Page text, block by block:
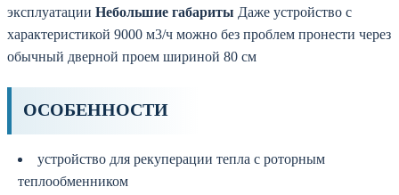
эксплуатации Небольшие габариты Даже устройство с
характеристикой 9000 м3/ч можно без проблем пронести через
обычный дверной проем шириной 80 см
ОСОБЕННОСТИ
устройство для рекуперации тепла с роторным
теплообменником